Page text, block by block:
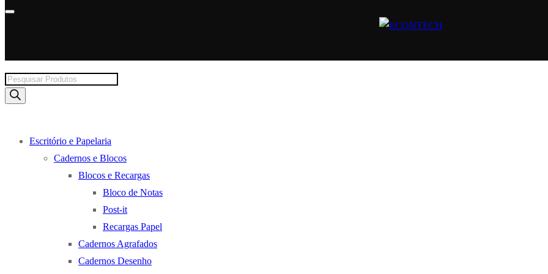
Products
search
Escritório e Papelaria
Cadernos e Blocos
Blocos e Recargas
Bloco de Notas
Post-it
Recargas Papel
Cadernos Agrafados
Cadernos Desenho